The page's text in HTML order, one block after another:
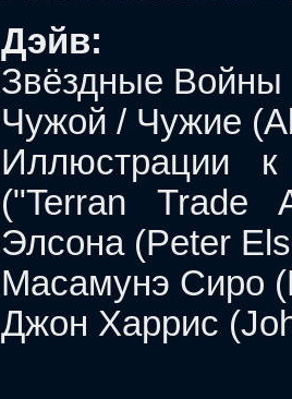
Дэйв:
Звёздные Войны
Чужой / Чужие
Иллюстрации
("Terran Trade
Элсона (Peter
Масамунэ Сиро
Джон Харрис